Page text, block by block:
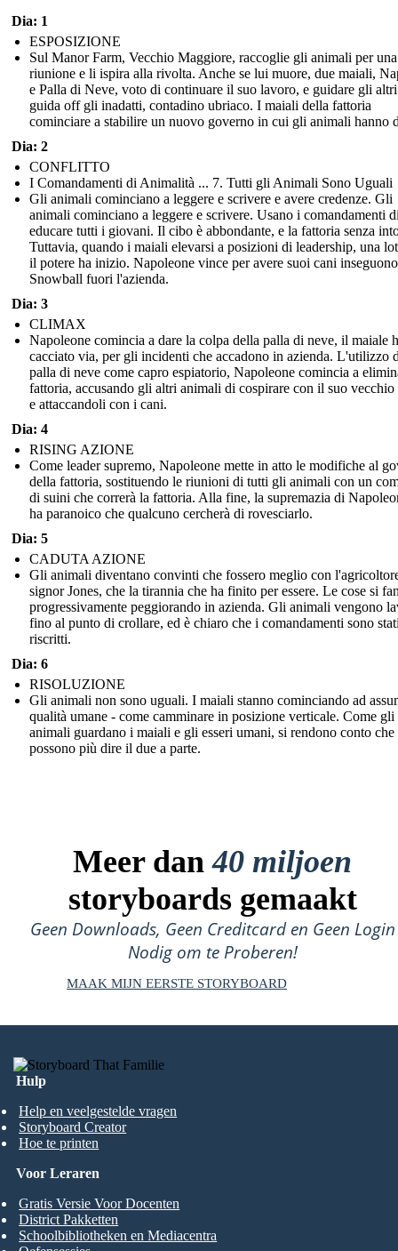
Dia: 1
ESPOSIZIONE
Sul Manor Farm, Vecchio Maggiore, raccoglie gli animali per una
riunione e li ispira alla rivolta. Anche se lui muore, due maiali,
e Palla di Neve, voto di continuare il suo lavoro, e guidare gli
guida off gli inadatti, contadino ubriaco. I maiali della fattoria
cominciare a stabilire un nuovo governo in cui gli animali hanno
Dia: 2
CONFLITTO
I Comandamenti di Animalità ... 7. Tutti gli Animali Sono Uguali
Gli animali cominciano a leggere e scrivere e avere credenze. Gli
animali cominciano a leggere e scrivere. Usano i comandamenti
educare tutti i giovani. Il cibo è abbondante, e la fattoria senza
Tuttavia, quando i maiali elevarsi a posizioni di leadership, una
il potere ha inizio. Napoleone vince per avere suoi cani inseguono
Snowball fuori l'azienda.
Dia: 3
CLIMAX
Napoleone comincia a dare la colpa della palla di neve, il maiale
cacciato via, per gli incidenti che accadono in azienda. L'utilizzo
palla di neve come capro espiatorio, Napoleone comincia a
fattoria, accusando gli altri animali di cospirare con il suo
e attaccandoli con i cani.
Dia: 4
RISING AZIONE
Come leader supremo, Napoleone mette in atto le modifiche al
della fattoria, sostituendo le riunioni di tutti gli animali con un
di suini che correrà la fattoria. Alla fine, la supremazia di
ha paranoico che qualcuno cercherà di rovesciarlo.
Dia: 5
CADUTA AZIONE
Gli animali diventano convinti che fossero meglio con
signor Jones, che la tirannia che ha finito per essere. Le cose si
progressivamente peggiorando in azienda. Gli animali vengono
fino al punto di crollare, ed è chiaro che i comandamenti sono
riscritti.
Dia: 6
RISOLUZIONE
Gli animali non sono uguali. I maiali stanno cominciando ad
qualità umane - come camminare in posizione verticale. Come gli
animali guardano i maiali e gli esseri umani, si rendono conto che
possono più dire il due a parte.
Meer dan40 miljoen
storyboards gemaakt
Geen Downloads, Geen Creditcard en Geen Login
Nodig om te Proberen!
MAAK MIJN EERSTE STORYBOARD
Hulp
Help en veelgestelde vragen
Storyboard Creator
Hoe te printen
Voor Leraren
Gratis Versie Voor Docenten
District Pakketten
Schoolbibliotheken en Mediacentra